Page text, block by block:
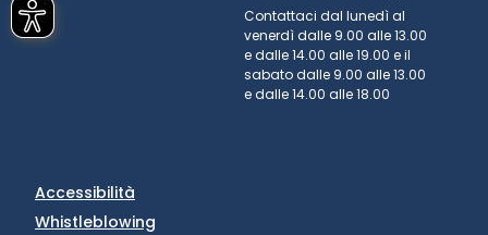
Contattaci dal lunedì al
venerdì dalle 9.00 alle 13.00
e dalle 14.00 alle 19.00 e il
sabato dalle 9.00 alle 13.00
e dalle 14.00 alle 18.00
Accessibilità
Whistleblowing